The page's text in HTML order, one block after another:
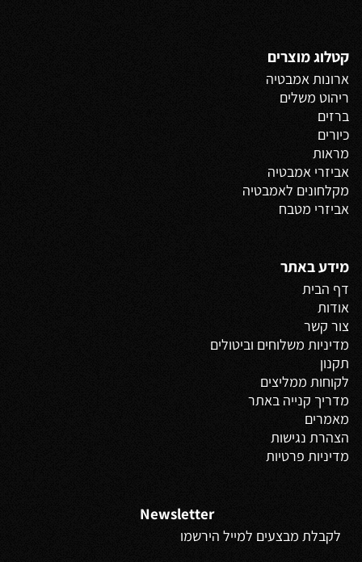
קטלוג מוצרים
ארונות אמבטיה
ריהוט משלים
ברזים
כיורים
מראות
אביזרי אמבטיה
מקלחונים לאמבטיה
אביזרי מטבח
מידע באתר
דף הבית
אודות
צור קשר
מדיניות משלוחים וביטולים
תקנון
לקוחות ממליצים
מדריך קנייה באתר
מאמרים
הצהרת נגישות
מדיניות פרטיות
Newsletter
לקבלת מבצעים למייל הירשמו